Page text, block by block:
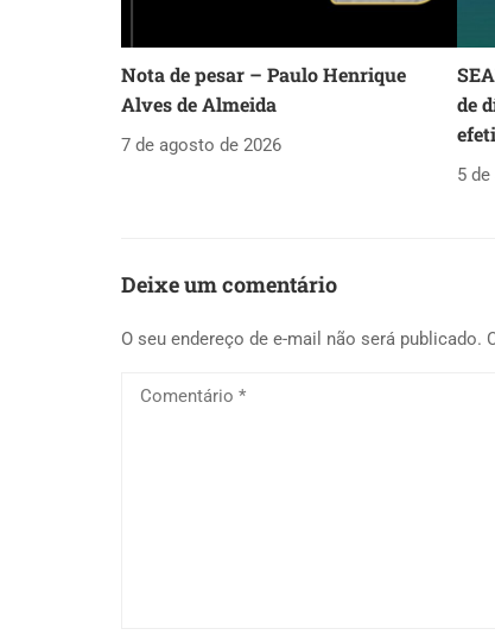
Nota de pesar – Paulo Henrique
Alves de Almeida
7 de agosto de 2026
de
5
Deixe um comentário
O seu endereço de e-mail não será publicado.